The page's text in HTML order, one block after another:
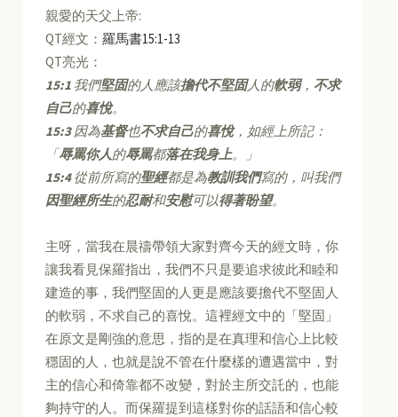
親愛的天父上帝:
QT經文：羅馬書15:1-13
QT亮光：
15:1 我們堅固的人應該擔代不堅固人的軟弱， 不求
自己的喜悅。
15:3因為基督也不求自己的喜悅，如經上所記：
「辱罵你人的辱罵都落在我身上。」
15:4從前所寫的聖經都是為教訓我們寫的，叫我們
因聖經所生的忍耐和安慰可以得著盼望。
主呀，當我在晨禱帶領大家對齊今天的經文時，你
讓我看見保羅指出，我們不只是要追求彼此和睦和
建造的事，我們堅固的人更是應該要擔代不堅固人
的軟弱，不求自己的喜悅。這裡經文中的「堅固」
在原文是剛強的意思，指的是在真理和信心上比較
穩固的人，也就是說不管在什麼樣的遭遇當中，對
主的信心和倚靠都不改變，對於主所交託的，也能
夠持守的人。而保羅提到這樣對你的話語和信心較